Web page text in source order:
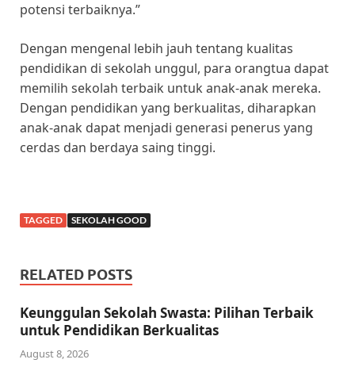
potensi terbaiknya.”
Dengan mengenal lebih jauh tentang kualitas
pendidikan di sekolah unggul, para orangtua dapat
memilih sekolah terbaik untuk anak-anak mereka.
Dengan pendidikan yang berkualitas, diharapkan
anak-anak dapat menjadi generasi penerus yang
cerdas dan berdaya saing tinggi.
TAGGED SEKOLAH GOOD
RELATED POSTS
Keunggulan Sekolah Swasta: Pilihan Terbaik
untuk Pendidikan Berkualitas
August 8, 2026